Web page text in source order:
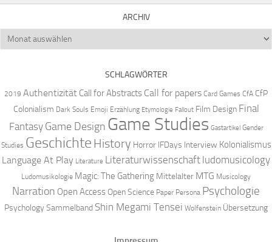
ARCHIV
Archiv
SCHLAGWÖRTER
2019 Authentizität Call for Abstracts Call for papers Card Games CfA CfP
Colonialism Dark Souls Emoji Erzählung Etymologie Fallout Film Design Final
Fantasy Game Design Game Studies Gastartikel Gender
Studies Geschichte History Horror IFDays Interview Kolonialismus
Language At Play Literature Literaturwissenschaft ludomusicology
Ludomusikologie Magic: The Gathering Mittelalter MTG Musicology
Narration Open Access Open Science Paper Persona Psychologie
PsychologySammelband Shin Megami Tensei Wolfenstein Übersetzung